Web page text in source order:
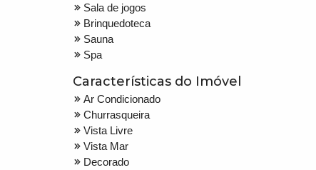
Sala de jogos
Brinquedoteca
Sauna
Spa
Características do Imóvel
Ar Condicionado
Churrasqueira
Vista Livre
Vista Mar
Decorado